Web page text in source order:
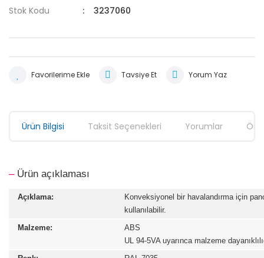
Stok Kodu
3237060
Tavsiye Et Yorum Yaz
Ürün Bilgisi Taksit Seçenekleri Yorumlar
– Ürün açıklaması
Açıklama:
Konveksiyonel bir havalandırma için
kullanılabilir.
Malzeme:
ABS
UL 94-5VA uyarınca malzeme